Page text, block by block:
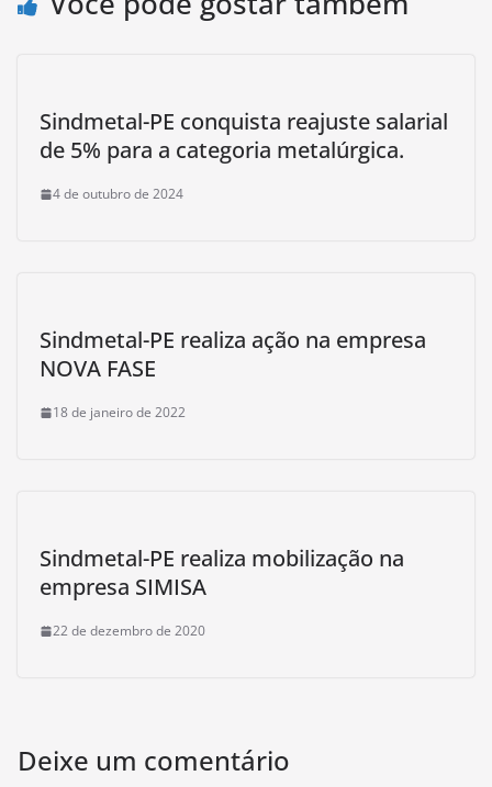
Sindmetal-PE conquista reajuste salarial
de 5% para a categoria metalúrgica.
4 de outubro de 2024
Sindmetal-PE realiza ação na empresa
NOVA FASE
18 de janeiro de 2022
Sindmetal-PE realiza mobilização na
empresa SIMISA
22 de dezembro de 2020
Deixe um comentário